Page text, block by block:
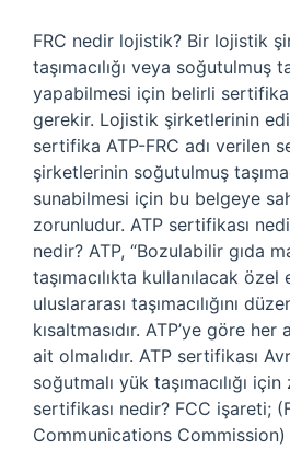
FRC nedir lojistik? Bir lojistik
taşımacılığı veya soğutulmuş
yapabilmesi için belirli
gerekir. Lojistik şirketlerinin
sertifika ATP-FRC adı verilen
şirketlerinin soğutulmuş
sunabilmesi için bu belgeye
zorunludur. ATP sertifikası
nedir? ATP, “Bozulabilir gıda
taşımacılıkta kullanılacak özel
uluslararası taşımacılığını
kısaltmasıdır. ATP’ye göre her
ait olmalıdır. ATP sertifikası
soğutmalı yük taşımacılığı
sertifikası nedir? FCC işareti;
Communications Commission)